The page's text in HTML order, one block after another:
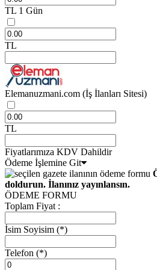
TL 1 Gün
TL
Elemanuzmani.com (İş İlanları Sitesi)
TL
Fiyatlarımıza KDV Dahildir
Ödeme İşlemine Git
doldurun. İlanınız yayınlansın.
ÖDEME FORMU
Toplam Fiyat :
İsim Soyisim (*)
Telefon (*)